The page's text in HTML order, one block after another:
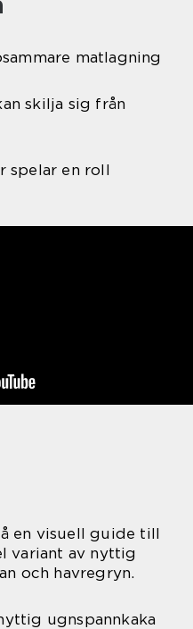
matlagning
skilja sig från
spelar en roll
en visuell guide till
variant av nyttig
och havregryn.
ugnspannkaka